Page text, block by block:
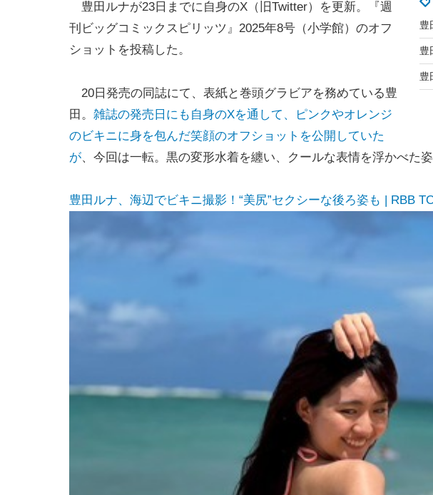
豊田ルナが23日までに自身のX（旧Twitter）を更新。『週
刊ビッグコミックスピリッツ』2025年8号（小学館）のオフ
ショットを投稿した。
20日発売の同誌にて、表紙と巻頭グラビアを務めている豊
田。 雑誌の発売日にも自身のXを通して、ピンクやオレンジ
のビキニに身を包んだ笑顔のオフショットを公開していた
が、今回は一転。黒の変形水着を纏い、クールな表情を浮かべた姿
豊田ルナ、海辺でビキニ撮影！“美尻”セクシーな後ろ姿も | RBB